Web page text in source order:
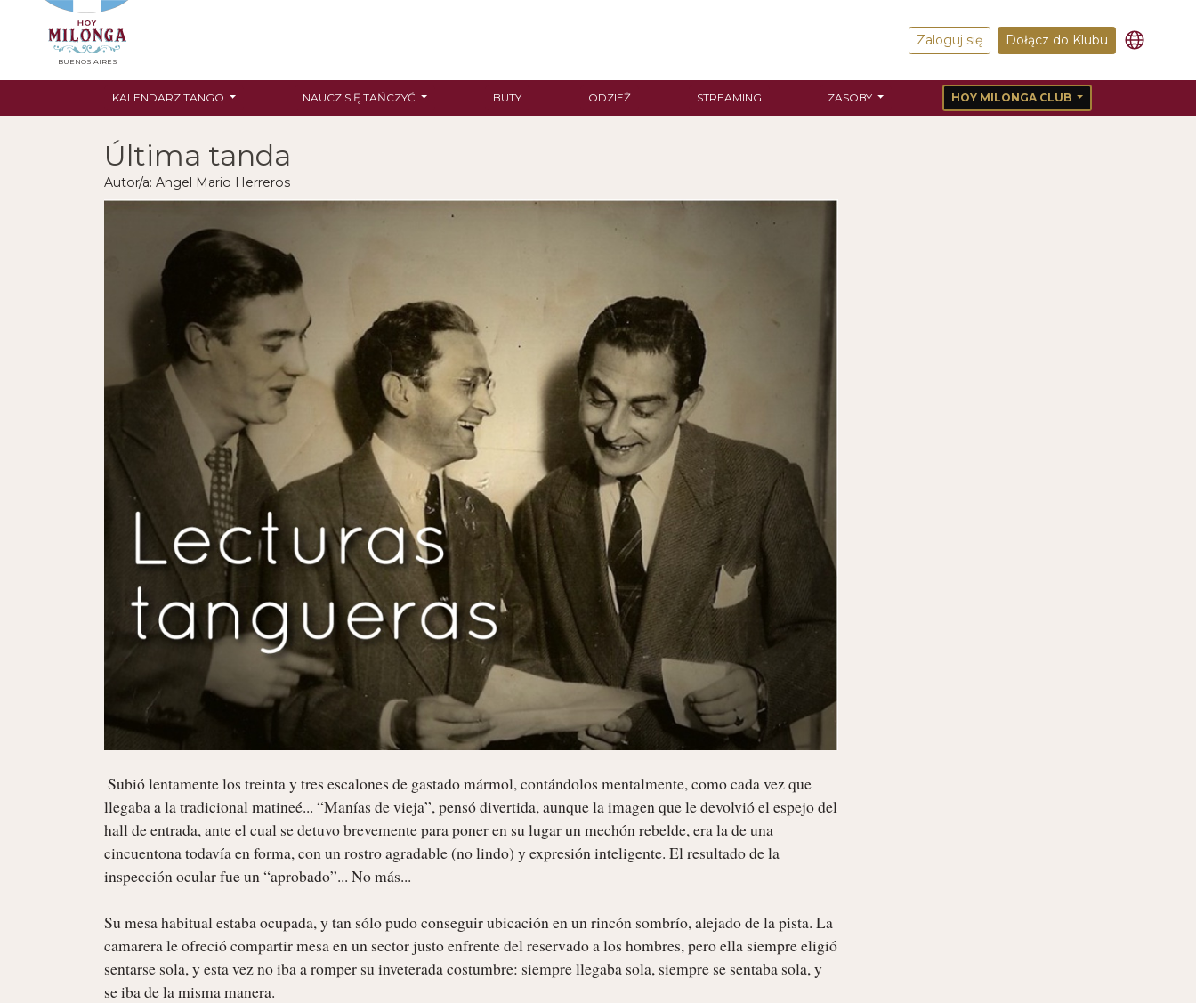
BUENOS AIRES
Zaloguj się Dołącz do Klubu
KALENDARZ TANGO NAUCZ SIĘ TAŃCZYĆ BUTY ODZIEŻ STREAMING ZASOBY HOY MILONGA CLUB
Última tanda
Autor/a: Angel Mario Herreros
llegaba a la tradicional matineé... “Manías de vieja”, pensó divertida, aunque la imagen que le devolvió el espejo del
hall de entrada, ante el cual se detuvo brevemente para poner en su lugar un mechón rebelde, era la de una
cincuentona todavía en forma, con un rostro agradable (no lindo) y expresión inteligente. El resultado de la
inspección ocular fue un “aprobado”... No más...
Su mesa habitual estaba ocupada, y tan sólo pudo conseguir ubicación en un rincón sombrío, alejado de la pista. La
camarera le ofreció compartir mesa en un sector justo enfrente del reservado a los hombres, pero ella siempre eligió
sentarse sola, y esta vez no iba a romper su inveterada costumbre: siempre llegaba sola, siempre se sentaba sola, y
se iba de la misma manera.